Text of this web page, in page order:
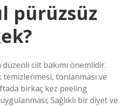
pürüzsüz
cilt bakımı önemlidir.
tonlanması ve
birkaç kez peeling
Sağlıklı bir diyet ve